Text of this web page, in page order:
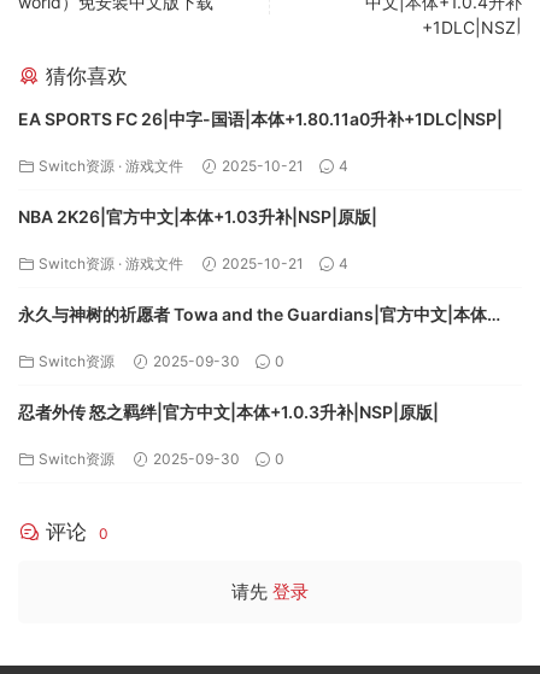
+1DLC|NSZ|
猜你喜欢
EA SPORTS FC 26|中字-国语|本体+1.80.11a0升补+1DLC|NSP|
Switch资源 · 游戏文件 2025-10-21 4
NBA 2K26|官方中文|本体+1.03升补|NSP|原版|
Switch资源 · 游戏文件 2025-10-21 4
永久与神树的祈愿者 Towa and the Guardians|官方中文|本体
Switch资源 2025-09-30 0
忍者外传 怒之羁绊|官方中文|本体+1.0.3升补|NSP|原版|
Switch资源 2025-09-30 0
评论 0
请先 登录